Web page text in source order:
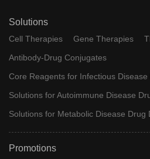
Solutions
Cell Therapies Gene Therapies
Antibody-Drug Conjugates
Core Reagents for Infectious Disease
Solutions for Autoimmune Disease
Solutions for Metabolic Disease Drug
Promotions